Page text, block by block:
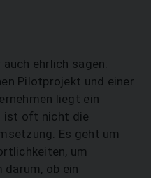
ehrlich sagen:
Pilotprojekt und einer
liegt ein
ist oft nicht die
Es geht um
um
ob ein